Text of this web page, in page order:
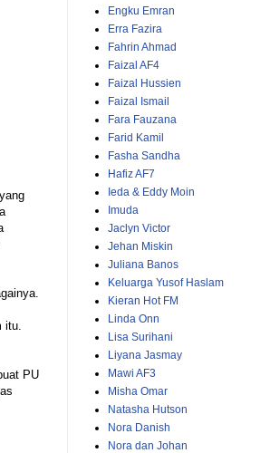
itu.
PU
Engku Emran
Erra Fazira
Fahrin Ahmad
Faizal AF4
Faizal Hussien
Faizal Ismail
Fara Fauzana
Farid Kamil
Fasha Sandha
Hafiz AF7
Ieda & Eddy Moin
Imuda
Jaclyn Victor
Jehan Miskin
Juliana Banos
Keluarga Yusof Haslam
Kieran Hot FM
Linda Onn
Lisa Surihani
Liyana Jasmay
Mawi AF3
Misha Omar
Natasha Hutson
Nora Danish
Nora dan Johan